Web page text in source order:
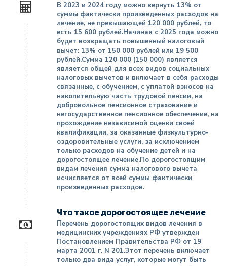
В 2023 и 2024 году можно вернуть 13% от
суммы фактически произведенных расходов на
лечение, не превышающей 120 000 рублей, то
есть 15 600 рублей.Начиная с 2025 года можно
будет возвращать повышенный налоговый
вычет: 13% от 150 000 рублей или 19 500
рублей.Сумма 120 000 (150 000) является
является общей для всех видов социальных
налоговых вычетов и включает в себя расходы
связанные, с обучением, с уплатой взносов на
накопительную часть трудовой пенсии, на
добровольное пенсионное страхование и
негосударственное пенсионное обеспечение, на
прохождение независимой оценки своей
квалификации, за оказанные физкультурно-
оздоровительные услуги, за исключением
только расходов на обучение детей и на
дорогостоящее лечение.По дорогостоящим
видам лечения сумма налогового вычета
исчисляется от всей суммы фактически
произведенных расходов.
Что такое дорогостоящее лечение
Перечень дорогостоящих видов лечения в
медицинских учреждениях РФ утвержден
Постановлением Правительства РФ от 19
марта 2001 г. N 201.Этот перечень включает
только два вида услуг, которые могут быть